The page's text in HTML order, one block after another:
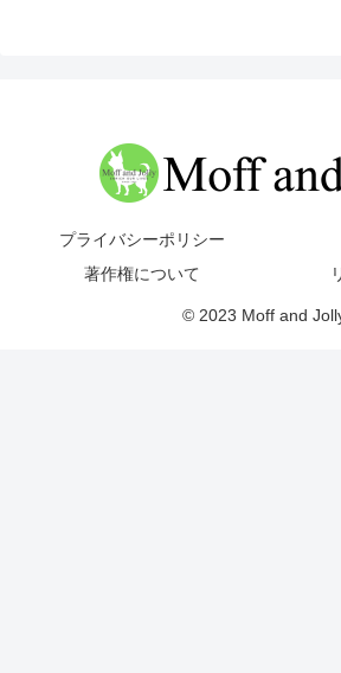
プライバシーポリシー
著作権について
© 2023 Moff and